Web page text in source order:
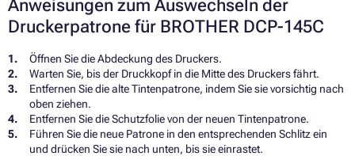
Anweisungen zum Auswechseln der
Druckerpatrone für BROTHER DCP-145C
Öffnen Sie die Abdeckung des Druckers.
Warten Sie, bis der Druckkopf in die Mitte des Druckers fährt.
Entfernen Sie die alte Tintenpatrone, indem Sie sie vorsichtig nach
oben ziehen.
Entfernen Sie die Schutzfolie von der neuen Tintenpatrone.
Führen Sie die neue Patrone in den entsprechenden Schlitz ein
und drücken Sie sie nach unten, bis sie einrastet.